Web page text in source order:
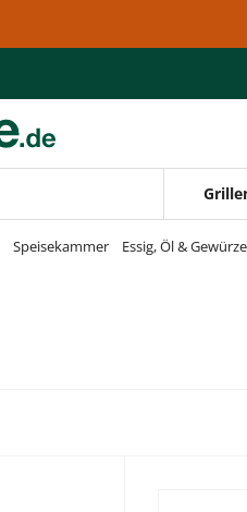
Speisekammer Essig, Öl & Gewürze